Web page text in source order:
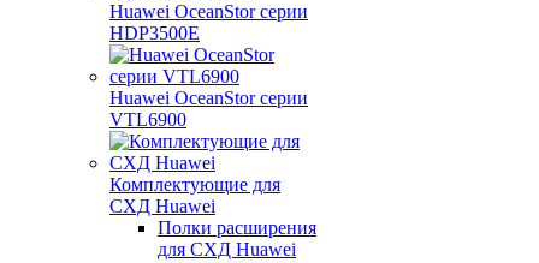
Huawei OceanStor серии
HDP3500E
Huawei OceanStor серии
VTL6900
Комплектующие для
СХД Huawei
Полки расширения
для СХД Huawei